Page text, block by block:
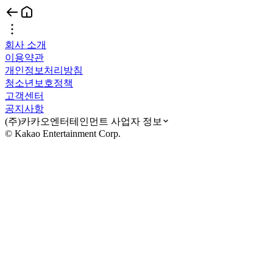
회사 소개
이용약관
개인정보처리방침
청소년보호정책
고객센터
공지사항
(주)카카오엔터테인먼트 사업자 정보
© Kakao Entertainment Corp.